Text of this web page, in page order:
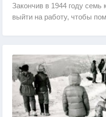
Закончив в 1944 году
выйти на работу, чтобы